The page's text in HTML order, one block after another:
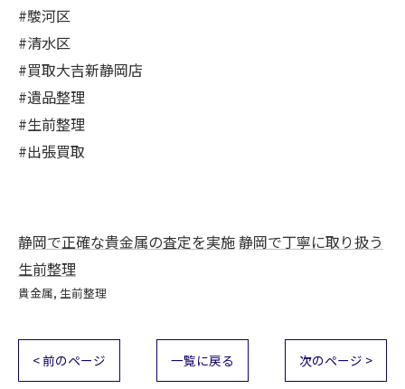
#駿河区
#清水区
#買取大吉新静岡店
#遺品整理
#生前整理
#出張買取
静岡で正確な貴金属の査定を実施静岡で丁寧に取り扱う
生前整理
貴金属 生前整理
< 前のページ 一覧に戻る 次のページ >